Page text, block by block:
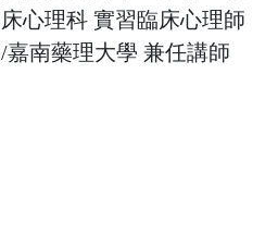
心理科 實習臨床心理師
南藥理大學 兼任講師